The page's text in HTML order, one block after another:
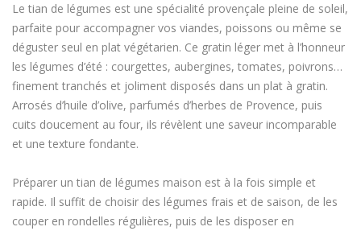
Le tian de légumes est une spécialité provençale pleine de soleil,
parfaite pour accompagner vos viandes, poissons ou même se
déguster seul en plat végétarien. Ce gratin léger met à l’honneur
les légumes d’été : courgettes, aubergines, tomates, poivrons…
finement tranchés et joliment disposés dans un plat à gratin.
Arrosés d’huile d’olive, parfumés d’herbes de Provence, puis
cuits doucement au four, ils révèlent une saveur incomparable
et une texture fondante.
Préparer un tian de légumes maison est à la fois simple et
rapide. Il suffit de choisir des légumes frais et de saison, de les
couper en rondelles régulières, puis de les disposer en